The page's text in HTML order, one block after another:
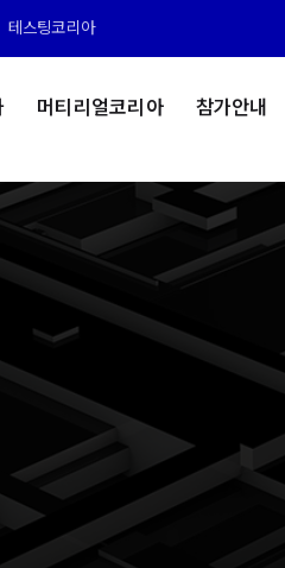
테스팅코리아
머티리얼코리아 참가안내